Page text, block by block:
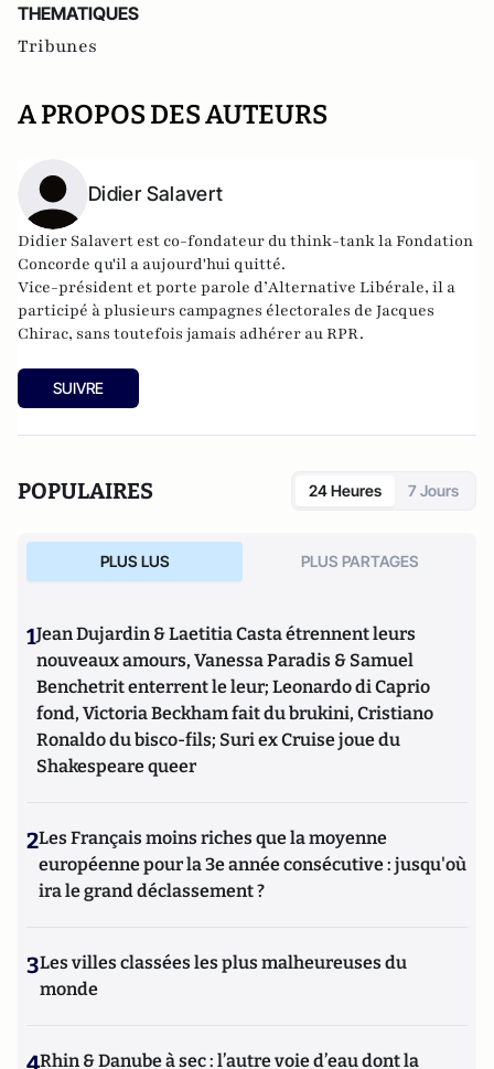
THEMATIQUES
Tribunes
A PROPOS DES AUTEURS
Didier Salavert
Didier Salavert est co-fondateur du think-tankla Fondation
Concorde qu'il a aujourd'hui quitté.
Vice-président et porte parole d’Alternative Libérale, il a
participé à plusieurs campagnes électorales de Jacques
Chirac, sans toutefois jamais adhérer au RPR.
SUIVRE
POPULAIRES 24 Heures 7 Jours
PLUS LUS PLUS PARTAGES
1Jean Dujardin & Laetitia Casta étrennent leurs
nouveaux amours, Vanessa Paradis & Samuel
Benchetrit enterrent le leur; Leonardo di Caprio
fond, Victoria Beckham fait du brukini, Cristiano
Ronaldo du bisco-fils; Suri ex Cruise joue du
Shakespeare queer
2Les Français moins riches que la moyenne
européenne pour la 3e année consécutive : jusqu'où
ira le grand déclassement ?
3Les villes classées les plus malheureuses du
monde
4Rhin & Danube à sec : l’autre voie d’eau dont la